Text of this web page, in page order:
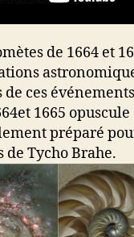
de 1664 et
ces
1665 opuscule
préparé
de Tycho Brahe.